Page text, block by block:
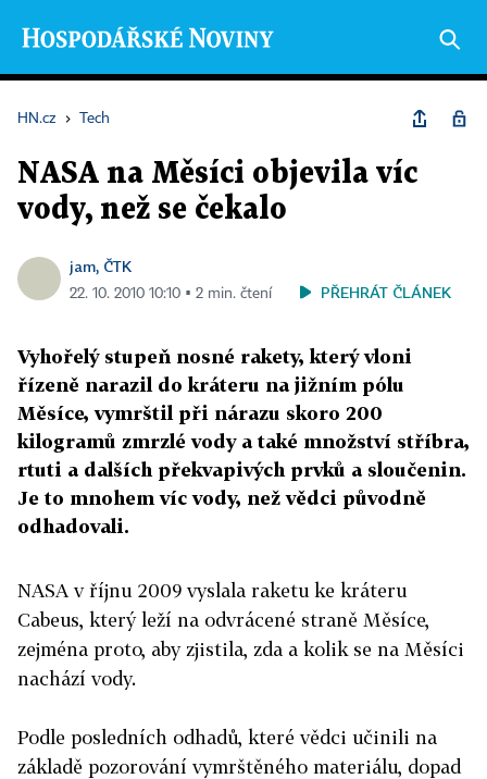
HN.cz › Tech
NASA na Měsíci objevila víc
vody, než se čekalo
jam, ČTK
22. 10. 2010 10:10 ▪ 2 min. čtení PŘEHRÁT ČLÁNEK
Vyhořelý stupeň nosné rakety, který vloni
řízeně narazil do kráteru na jižním pólu
Měsíce, vymrštil při nárazu skoro 200
kilogramů zmrzlé vody a také množství stříbra,
rtuti a dalších překvapivých prvků a sloučenin.
Je to mnohem víc vody, než vědci původně
odhadovali.
NASA v říjnu 2009 vyslala raketu ke kráteru
Cabeus, který leží na odvrácené straně Měsíce,
zejména proto, aby zjistila, zda a kolik se na Měsíci
nachází vody.
Podle posledních odhadů, které vědci učinili na
základě pozorování vymrštěného materiálu, dopad